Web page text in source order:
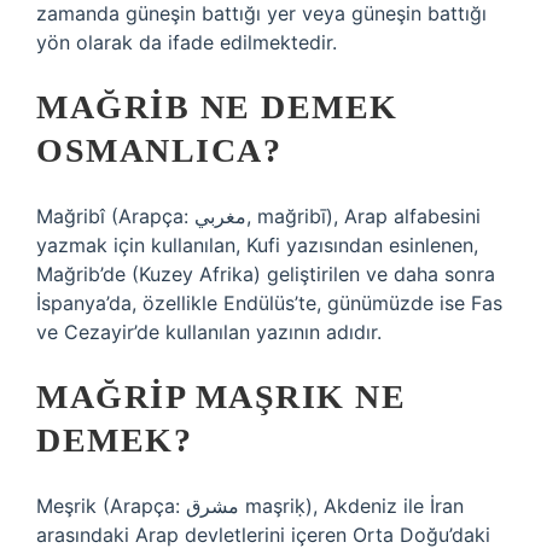
zamanda güneşin battığı yer veya güneşin battığı
yön olarak da ifade edilmektedir.
MAĞRIB NE DEMEK
OSMANLICA?
Mağribî (Arapça: مغربي, mağribī), Arap alfabesini
yazmak için kullanılan, Kufi yazısından esinlenen,
Mağrib’de (Kuzey Afrika) geliştirilen ve daha sonra
İspanya’da, özellikle Endülüs’te, günümüzde ise Fas
ve Cezayir’de kullanılan yazının adıdır.
MAĞRIP MAŞRIK NE
DEMEK?
Meşrik (Arapça: مشرق maşriḳ), Akdeniz ile İran
arasındaki Arap devletlerini içeren Orta Doğu’daki